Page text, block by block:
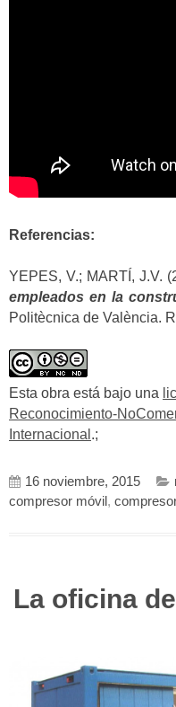
Referencias:
YEPES, V.; MARTÍ, J.V.
empleados en la
Politècnica de València.
Esta obra está bajo una
Reconocimiento-
Internacional .;
16 noviembre, 2015
compresor móvil ,
La oficina